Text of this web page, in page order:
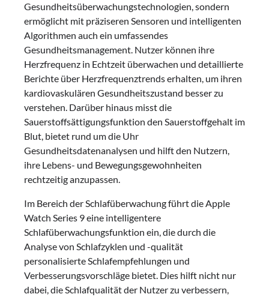
Gesundheitsüberwachungstechnologien, sondern
ermöglicht mit präziseren Sensoren und intelligenten
Algorithmen auch ein umfassendes
Gesundheitsmanagement. Nutzer können ihre
Herzfrequenz in Echtzeit überwachen und detaillierte
Berichte über Herzfrequenztrends erhalten, um ihren
kardiovaskulären Gesundheitszustand besser zu
verstehen. Darüber hinaus misst die
Sauerstoffsättigungsfunktion den Sauerstoffgehalt im
Blut, bietet rund um die Uhr
Gesundheitsdatenanalysen und hilft den Nutzern,
ihre Lebens- und Bewegungsgewohnheiten
rechtzeitig anzupassen.
Im Bereich der Schlafüberwachung führt die Apple
Watch Series 9 eine intelligentere
Schlafüberwachungsfunktion ein, die durch die
Analyse von Schlafzyklen und -qualität
personalisierte Schlafempfehlungen und
Verbesserungsvorschläge bietet. Dies hilft nicht nur
dabei, die Schlafqualität der Nutzer zu verbessern,